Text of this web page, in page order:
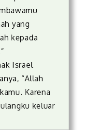
yang
kepada
Israel
“Allah
Karena
keluar